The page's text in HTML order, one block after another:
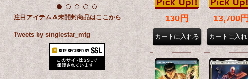
注目アイテム＆未開封商品はここから
Tweets by singlestar_mtg
130円 13,700円